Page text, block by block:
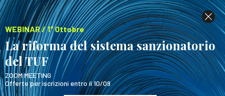
WEBINAR / 1° Ottobre
La riforma del sistema sanzionatorio
del TUF
ZOOM MEETING
Offerte per iscrizioni entro il 10/09